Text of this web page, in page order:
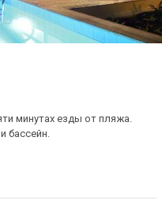
минутах езды от пляжа.
бассейн.